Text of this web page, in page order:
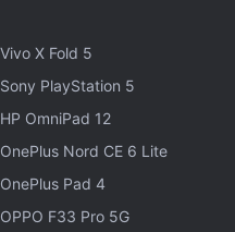
ഓപ്പൺഎഐ സിഇഒ
പ്രോജക്റ്റുകളിലെ
ചാറ്റ്ജിപിടി
ശ്രദ്ധ
ജീവനക്കാർക്ക് ഒരു
Vivo X Fold 5
Sony PlayStation 5
HP OmniPad 12
OnePlus Nord CE 6 Lite
OnePlus Pad 4
OPPO F33 Pro 5G